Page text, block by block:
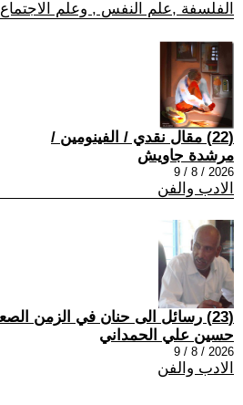
الفلسفة ,علم النفس , وعلم الاجتماع
(22) مقال نقدي / الفينومين /
مرشدة جاويش
2026 / 8 / 9
الادب والفن
(23) رسائل الى حنان في الزمن الصعب (1)
حسين علي الحمداني
2026 / 8 / 9
الادب والفن